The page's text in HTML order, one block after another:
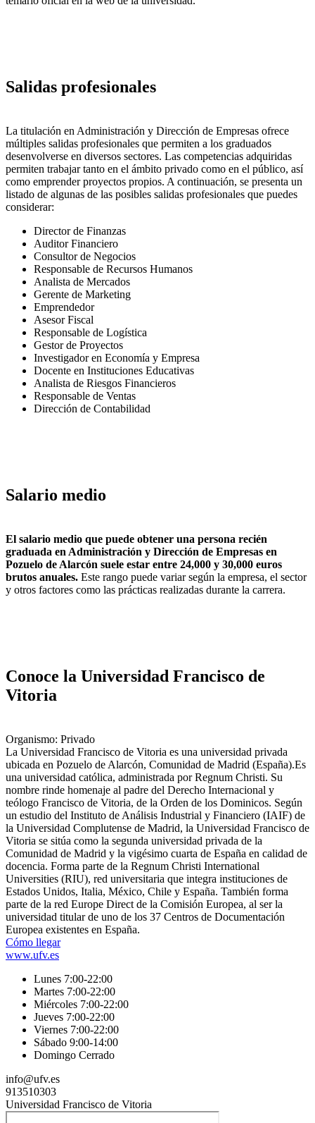
Salidas profesionales
La titulación en Administración y Dirección de Empresas ofrece
múltiples salidas profesionales que permiten a los graduados
desenvolverse en diversos sectores. Las competencias adquiridas
permiten trabajar tanto en el ámbito privado como en el público, así
como emprender proyectos propios. A continuación, se presenta un
listado de algunas de las posibles salidas profesionales que puedes
considerar:
Director de Finanzas
Auditor Financiero
Consultor de Negocios
Responsable de Recursos Humanos
Analista de Mercados
Gerente de Marketing
Emprendedor
Asesor Fiscal
Responsable de Logística
Gestor de Proyectos
Investigador en Economía y Empresa
Docente en Instituciones Educativas
Analista de Riesgos Financieros
Responsable de Ventas
Dirección de Contabilidad
Salario medio
El salario medio que puede obtener una persona recién
graduada en Administración y Dirección de Empresas en
Pozuelo de Alarcón suele estar entre 24,000 y 30,000 euros
brutos anuales. Este rango puede variar según la empresa, el sector
y otros factores como las prácticas realizadas durante la carrera.
Conoce la Universidad Francisco de
Vitoria
Organismo: Privado
La Universidad Francisco de Vitoria es una universidad privada
ubicada en Pozuelo de Alarcón, Comunidad de Madrid (España).​ Es
una universidad católica, administrada por Regnum Christi. Su
nombre rinde homenaje al padre del Derecho Internacional y
teólogo Francisco de Vitoria, de la Orden de los Dominicos. Según
un estudio del Instituto de Análisis Industrial y Financiero (IAIF) de
la Universidad Complutense de Madrid, la Universidad Francisco de
Vitoria se sitúa como la segunda universidad privada de la
Comunidad de Madrid y la vigésimo cuarta de España en calidad de
docencia. Forma parte de la Regnum Christi International
Universities (RIU), red universitaria que integra instituciones de
Estados Unidos, Italia, México, Chile y España. También forma
parte de la red Europe Direct de la Comisión Europea, al ser la
universidad titular de uno de los 37 Centros de Documentación
Europea existentes en España.
Cómo llegar
www.ufv.es
Lunes 7:00-22:00
Martes 7:00-22:00
Miércoles 7:00-22:00
Jueves 7:00-22:00
Viernes 7:00-22:00
Sábado 9:00-14:00
Domingo Cerrado
info@ufv.es
913510303
Universidad Francisco de Vitoria